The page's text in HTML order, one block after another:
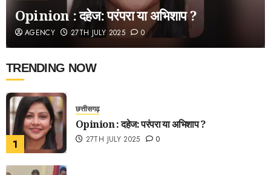
Opinion : दहेज: परंपरा या अभिशाप ?
AGENCY 27TH JULY 2025 0
TRENDING NOW
1
छत्तीसगढ़
Opinion : दहेज: परंपरा या अभिशाप ?
27TH JULY 2025 0